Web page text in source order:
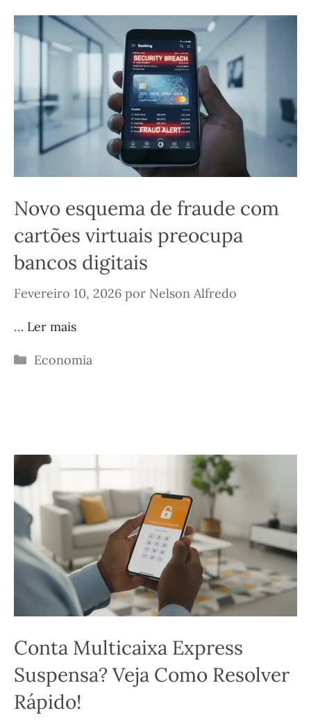
Novo esquema de fraude com
cartões virtuais preocupa
bancos digitais
Fevereiro 10, 2026 por Nelson Alfredo
… Ler mais
Categorias
Economia
Conta Multicaixa Express
Suspensa? Veja Como Resolver
Rápido!